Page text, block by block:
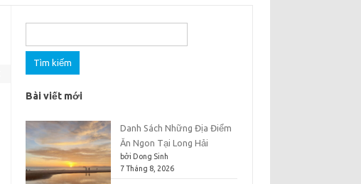
kiếm
cho:
Bài viết mới
Danh Sách Những Địa Điểm
Ăn Ngon Tại Long Hải
bởi Dong Sinh
7 Tháng 8, 2026